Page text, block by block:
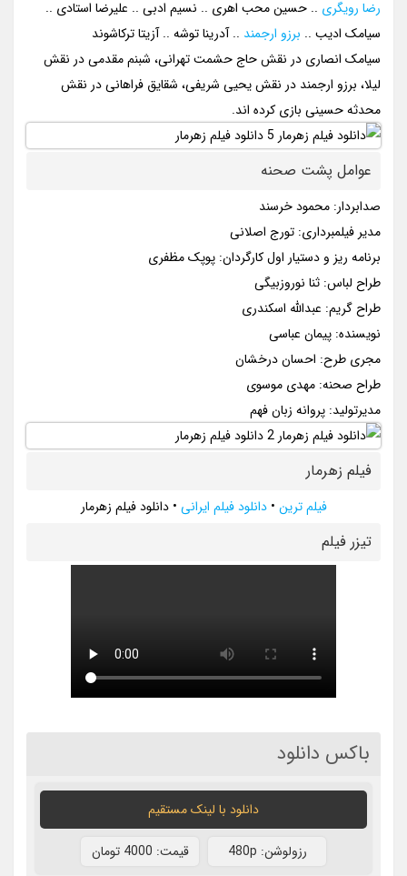
رضا رویگری .. حسین محب اهری .. نسیم ادبی .. علیرضا استادی ..
سیامک ادیب .. برزو ارجمند .. آدرینا توشه .. آزیتا ترکاشوند
سیامک انصاری در نقش حاج حشمت تهرانی، شبنم مقدمی در نقش
لیلا، برزو ارجمند در نقش یحیی شریفی، شقایق فراهانی در نقش
محدثه حسینی بازی کرده اند.
عوامل پشت صحنه
صدابردار: محمود خرسند
مدیر فیلمبرداری: تورج اصلانی
برنامه ریز و دستیار اول کارگردان: پوپک مظفری
طراح لباس: ثنا نوروزبیگی
طراح گریم: عبدالله اسکندری
نویسنده: پیمان عباسی
مجری طرح: احسان درخشان
طراح صحنه: مهدی موسوی
مدیرتولید: پروانه زبان فهم
فیلم زهرمار
فیلم ترین •دانلود فیلم ایرانی •دانلود فیلم زهرمار
تيزر فيلم
باکس دانلود
دانلود با لينک مستقيم
رزولوشن: 480p قيمت: 4000 تومان